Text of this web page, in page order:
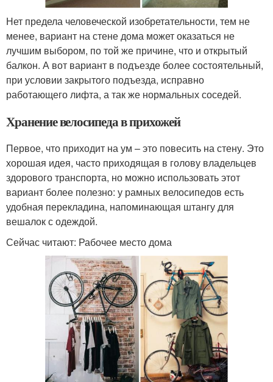
Нет предела человеческой изобретательности, тем не
менее, вариант на стене дома может оказаться не
лучшим выбором, по той же причине, что и открытый
балкон. А вот вариант в подъезде более состоятельный,
при условии закрытого подъезда, исправно
работающего лифта, а так же нормальных соседей.
Хранение велосипеда в прихожей
Первое, что приходит на ум – это повесить на стену. Это
хорошая идея, часто приходящая в голову владельцев
здорового транспорта, но можно использовать этот
вариант более полезно: у рамных велосипедов есть
удобная перекладина, напоминающая штангу для
вешалок с одеждой.
Сейчас читают: Рабочее место дома